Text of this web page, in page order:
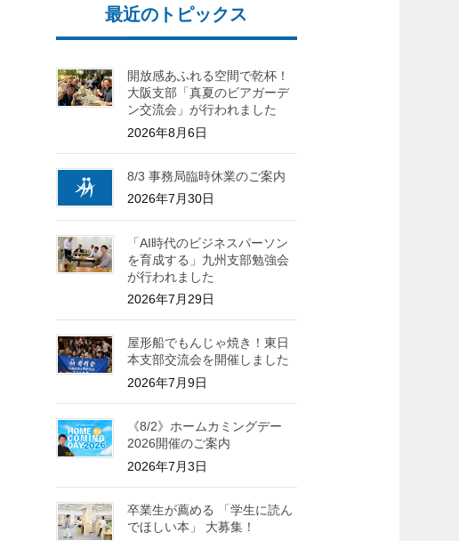
最近のトピックス
開放感あふれる空間で乾杯！
大阪支部「真夏のビアガーデ
ン交流会」が行われました
2026年8月6日
8/3 事務局臨時休業のご案内
2026年7月30日
「AI時代のビジネスパーソン
を育成する」九州支部勉強会
が行われました
2026年7月29日
屋形船でもんじゃ焼き！東日
本支部交流会を開催しました
2026年7月9日
《8/2》ホームカミングデー
2026開催のご案内
2026年7月3日
卒業生が薦める 「学生に読ん
でほしい本」 大募集！